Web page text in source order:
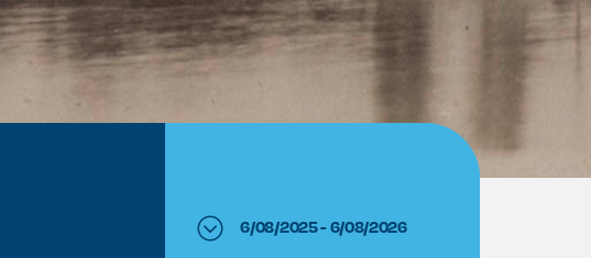
6/08/2025 - 6/08/2026